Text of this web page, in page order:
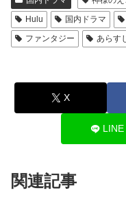
Hulu
国内ドラマ
ファンタジー
あらす
X
LINE
関連記事